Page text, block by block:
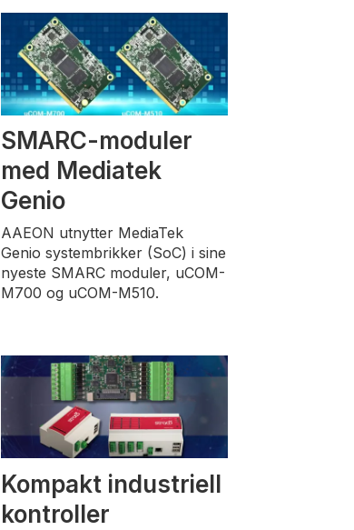
SMARC-moduler
med Mediatek
Genio
AAEON utnytter MediaTek
Genio systembrikker (SoC) i sine
nyeste SMARC moduler, uCOM-
M700 og uCOM-M510.
Kompakt industriell
kontroller